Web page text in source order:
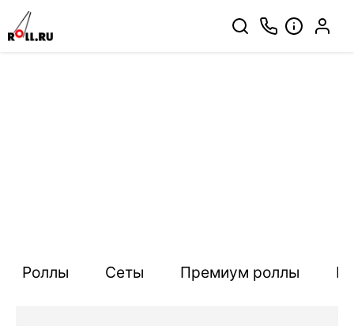
Роллы Сеты Премиум роллы